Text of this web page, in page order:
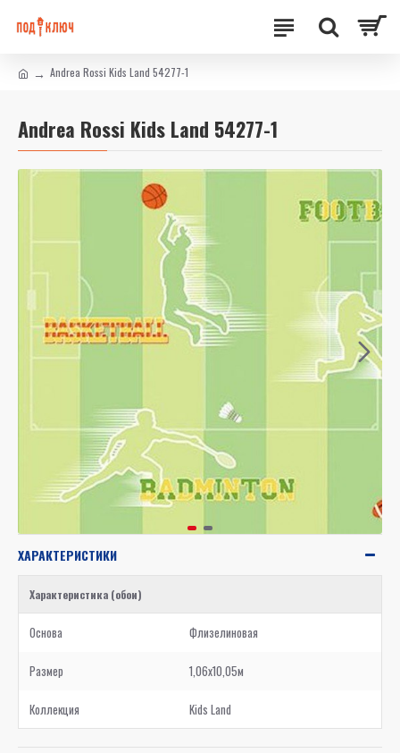
Andrea Rossi Kids Land 54277-1
Andrea Rossi Kids Land 54277-1
ХАРАКТЕРИСТИКИ
Характеристика (обои)
Основа Флизелиновая
Размер 1,06x10,05м
Коллекция Kids Land